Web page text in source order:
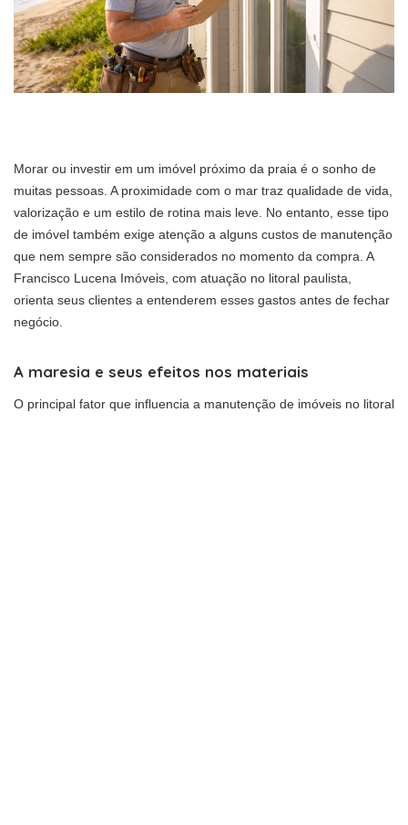
Morar ou investir em um imóvel próximo da praia é o sonho de
muitas pessoas. A proximidade com o mar traz qualidade de vida,
valorização e um estilo de rotina mais leve. No entanto, esse tipo
de imóvel também exige atenção a alguns custos de manutenção
que nem sempre são considerados no momento da compra. A
Francisco Lucena Imóveis, com atuação no litoral paulista,
orienta seus clientes a entenderem esses gastos antes de fechar
negócio.
A maresia e seus efeitos nos materiais
O principal fator que influencia a manutenção de imóveis no litoral